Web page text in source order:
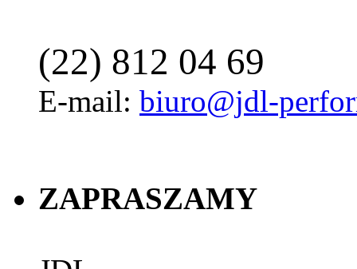
(22) 812 04 69
E-mail: biuro@jdl-
ZAPRASZAMY